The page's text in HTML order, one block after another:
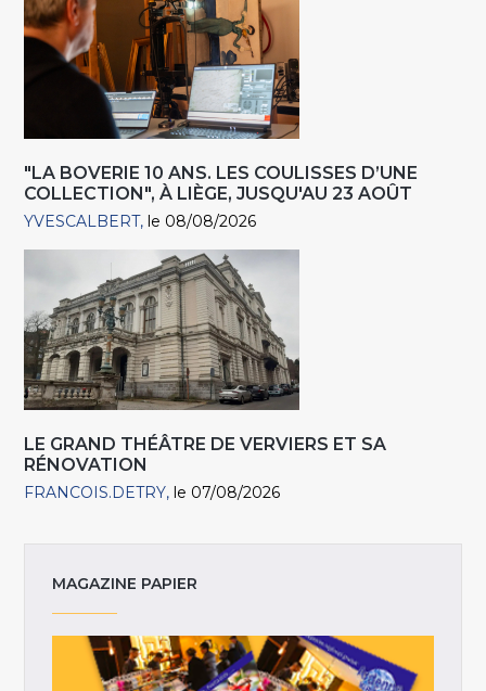
"LA BOVERIE 10 ANS. LES COULISSES D’UNE
COLLECTION", À LIÈGE, JUSQU'AU 23 AOÛT
YVESCALBERT le 08/08/2026
LE GRAND THÉÂTRE DE VERVIERS ET SA
RÉNOVATION
FRANCOIS.DETRY le 07/08/2026
MAGAZINE PAPIER